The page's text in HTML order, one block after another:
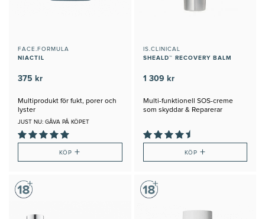
FACE.FORMULA
NIACTIL
375 kr
Multiprodukt för fukt, porer och
lyster
JUST NU: GÅVA PÅ KÖPET
KÖP+
IS.CLINICAL
SHEALD™ RECOVERY BALM
1 309 kr
Multi-funktionell SOS-creme
som skyddar & Reparerar
KÖP +